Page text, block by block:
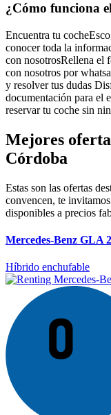
¿Cómo funciona
Encuentra tu coche
conocer toda la
con nosotrosRellena el
con nosotros por
y resolver tus dudas
documentación para el
reservar tu coche sin
Mejores
Córdoba
Estas son las ofertas
convencen, te
disponibles a precios
Mercedes-Benz GLA
Híbrido enchufable